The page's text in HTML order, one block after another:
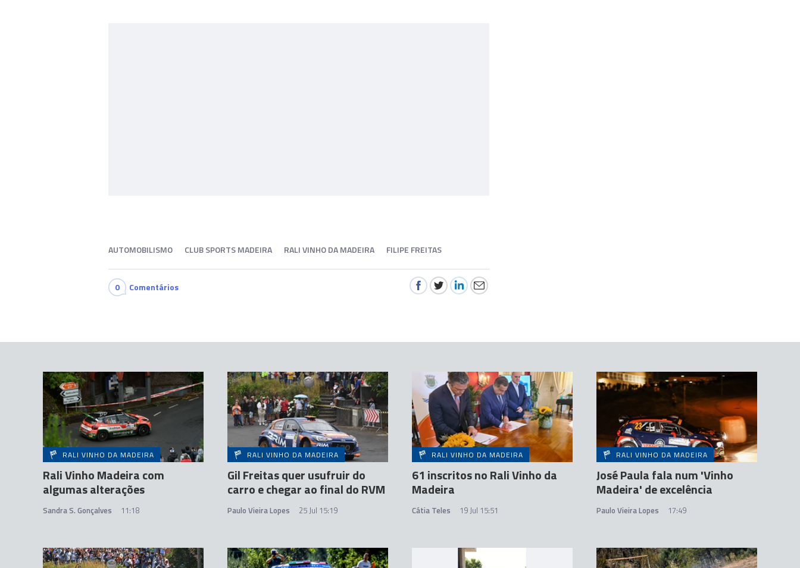
AUTOMOBILISMO CLUB SPORTS MADEIRA RALI VINHO DA MADEIRA FILIPE FREITAS
0 Comentários
RALI VINHO DA MADEIRA
Rali Vinho Madeira com
algumas alterações
Sandra S. Gonçalves 11:18
RALI VINHO DA MADEIRA
Gil Freitas quer usufruir do
carro e chegar ao final do RVM
Paulo Vieira Lopes 25 Jul 15:19
RALI VINHO DA MADEIRA
61 inscritos no Rali Vinho da
Madeira
Cátia Teles 19 Jul 15:51
RALI VINHO DA MADEIRA
José Paula fala num 'Vinho
Madeira' de excelência
Paulo Vieira Lopes 17:49